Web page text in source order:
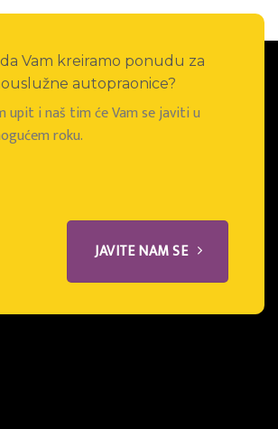
Vam kreiramo ponudu za
autopraonice?
upit i naš tim će Vam se javiti u
roku.
JAVITE NAM SE